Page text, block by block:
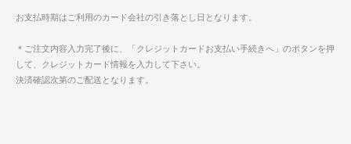
お支払時期はご利用のカード会社の引き落とし日となります。
＊ご注文内容入力完了後に、「クレジットカードお支払い手続きへ」のボタンを押
して、クレジットカード情報を入力して下さい。
決済確認次第のご配送となります。